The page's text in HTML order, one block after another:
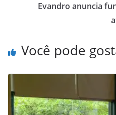
Evandro anuncia
Você pode